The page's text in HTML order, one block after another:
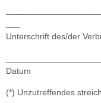
Unterschrift des/der
Datum
(*) Unzutreffendes